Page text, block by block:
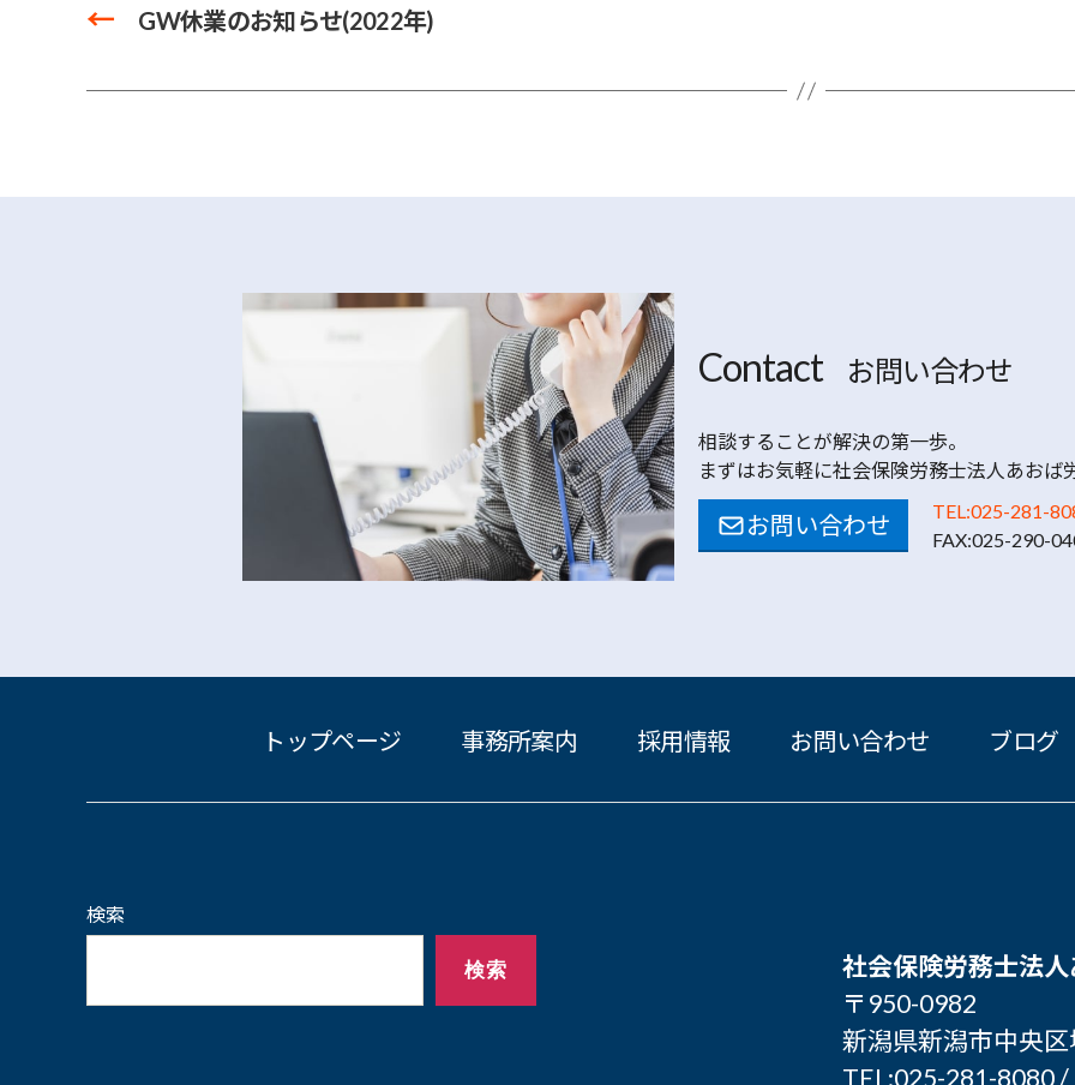
← GW休業のお知らせ(2022年)
お問い合わせ
相談することが解決の第一歩。
まずはお気軽に社会保険労務士法人あおば
お問い合わせ
TEL:025-281-
FAX:025-290-
トップページ 事務所案内 採用情報 お問い合わせ ブログ
検索
検索
社会保険労務士法
〒950-0982
新潟県新潟市中央
TEL:025-281-8080